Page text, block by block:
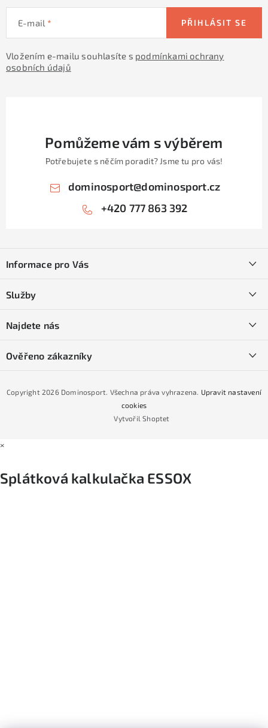
E-mail
Vložením e-mailu souhlasíte s podmínkami ochrany
osobních údajů
PŘIHLÁSIT SE
Pomůžeme vám s výběrem
Potřebujete s něčím poradit? Jsme tu pro vás!
dominosport@dominosport.cz
+420 777 863 392
pInformace pro Vás
Obchodní podmínky
Podmínky GDPR
Podmínky nákupu na splátky ESSOX
Služby
Naše prodejna
Najdete nás
Ověřeno zákazníky
Vytvořil Shoptet
Copyright 2026 Dominosport. Všechna práva vyhrazena. Upravit nastavení
cookies
×
Splátková kalkulačka ESSOX